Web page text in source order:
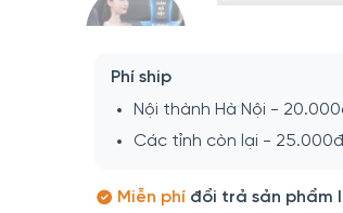
Phí ship
Nội thành Hà Nội -
Các tỉnh còn lại - 25.000đ
Miễn phí đổi trả sản phẩm